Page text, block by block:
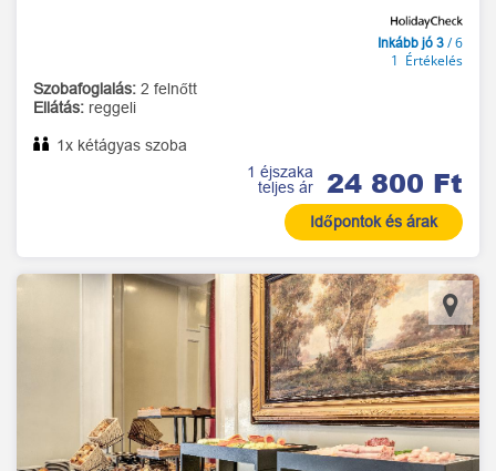
Inkább jó 3 / 6
1 Értékelés
Szobafoglalás: 2 felnőtt
Ellátás: reggeli
1x kétágyas szoba
1 éjszaka
teljes ár
24 800 Ft
Időpontok és árak